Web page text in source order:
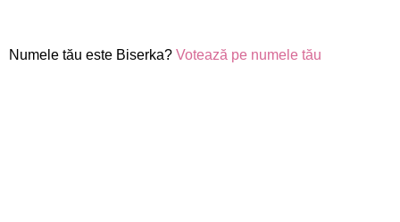
Numele tău este Biserka? Votează pe numele tău